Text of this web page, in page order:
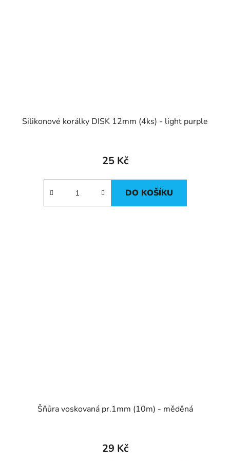
Silikonové korálky DISK 12mm (4ks) - light purple
25 Kč
DO KOŠÍKU
Šňůra voskovaná pr.1mm (10m) - měděná
29 Kč